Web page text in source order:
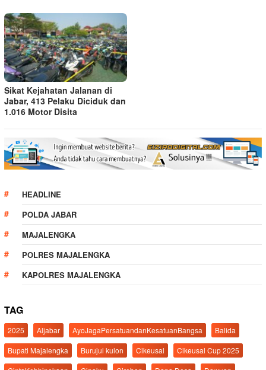
Sikat Kejahatan Jalanan di
Jabar, 413 Pelaku Diciduk dan
1.016 Motor Disita
HEADLINE
POLDA JABAR
MAJALENGKA
POLRES MAJALENGKA
KAPOLRES MAJALENGKA
TAG
2025 Aljabar AyoJagaPersatuandanKesatuanBangsa
Balida
Bupati Majalengka
Burujul kulon Cikeusal
Cikeusal Cup 2025